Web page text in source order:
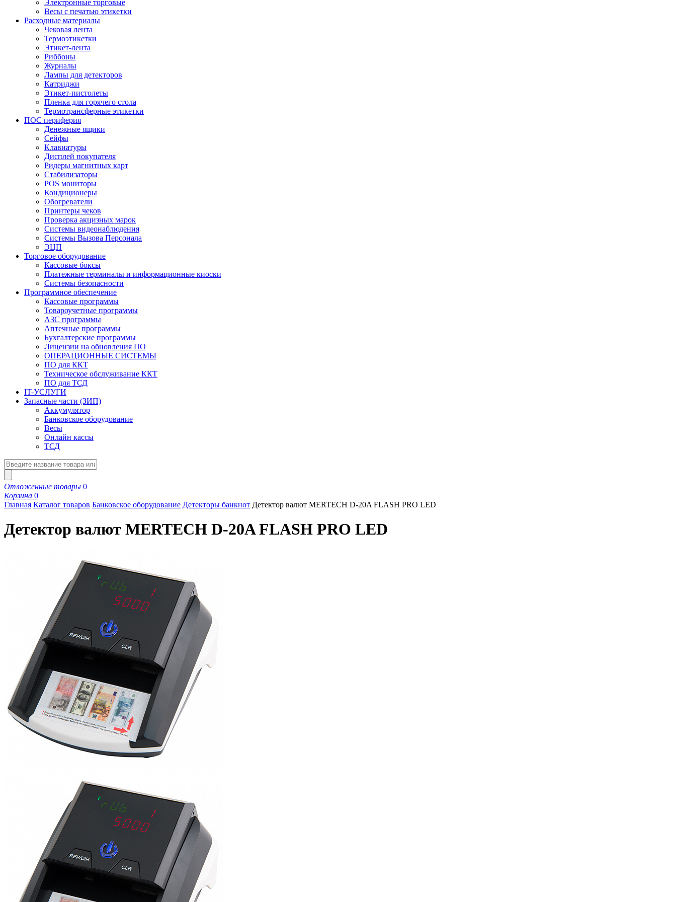
Электронные торговые
Весы с печатью этикетки
Расходные материалы
Чековая лента
Термоэтикетки
Этикет-лента
Риббоны
Журналы
Лампы для детекторов
Катриджи
Этикет-пистолеты
Пленка для горячего стола
Термотрансферные этикетки
ПОС периферия
Денежные ящики
Сейфы
Клавиатуры
Дисплей покупателя
Ридеры магнитных карт
Стабилизаторы
POS мониторы
Кондиционеры
Обогреватели
Принтеры чеков
Проверка акцизных марок
Системы видеонаблюдения
Системы Вызова Персонала
ЭЦП
Торговое оборудование
Кассовые боксы
Платежные терминалы и информационные киоски
Системы безопасности
Программное обеспечение
Кассовые программы
Товароучетные программы
АЗС программы
Аптечные программы
Бухгалтерские программы
Лицензии на обновления ПО
ОПЕРАЦИОННЫЕ СИСТЕМЫ
ПО для ККТ
Техническое обслуживание ККТ
ПО для ТСД
IT-УСЛУГИ
Запасные части (ЗИП)
Аккумулятор
Банковское оборудование
Весы
Онлайн кассы
ТСД
Отложенные товары 0
Корзина 0
Главная Каталог товаров Банковское оборудование Детекторы банкнот Детектор валют MERTECH D-20A FLASH PRO LED
Детектор валют MERTECH D-20A FLASH PRO LED